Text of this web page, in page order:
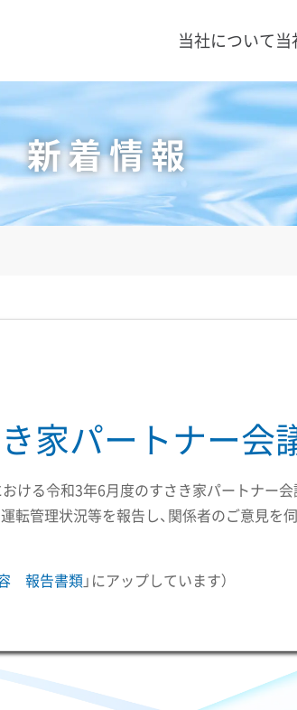
当社について
新着情報
家パートナー会
ける令和3年6月度のすさき家パートナー
管理状況等を報告し、関係者のご意見を伺
報告書類」にアップしています）